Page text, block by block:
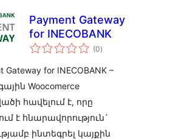
Payment Gateway
for INECOBANK
(0total
ratings
)
Gateway for INECOBANK –
Woocomerce
հավելում է, որը
է հնարավորություն`
ինտեգրել կայքին